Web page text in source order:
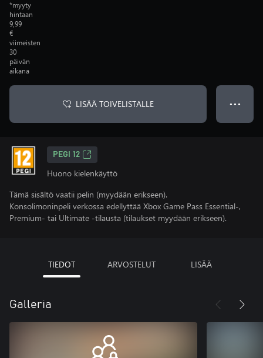
*myyty
hintaan
9,99
€
viimeisten
30
päivän
aikana
LISÄÄ TOIVELISTALLE ● ● ●
PEGI 12
Huono kielenkäyttö
Tämä sisältö vaatii pelin (myydään erikseen).
Konsolimoninpeli verkossa edellyttää Xbox Game Pass Essential-,
Premium- tai Ultimate -tilausta (tilaukset myydään erikseen).
TIEDOT ARVOSTELUT LISÄÄ
Galleria